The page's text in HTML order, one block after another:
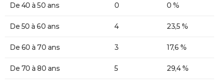
De 40 à 50 ans 0 0 %
De 50 à 60 ans 4 23,5 %
De 60 à 70 ans 3 17,6 %
De 70 à 80 ans 5 29,4 %